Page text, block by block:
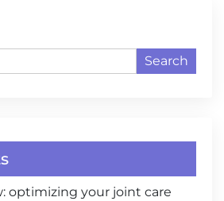
Search
optimizing your joint care